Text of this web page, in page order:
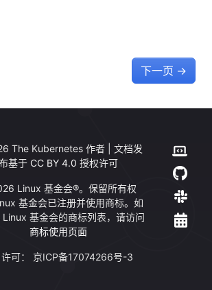
下一页 →
The Kubernetes 作者 | 文档发
基于 CC BY 4.0 授权许可
Linux 基金会®。保留所有权
基金会已注册并使用商标。如
Linux 基金会的商标列表，请访问
商标使用页面
许可： 京ICP备17074266号-3